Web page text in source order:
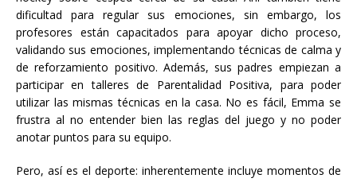
dificultad para regular sus emociones, sin embargo, los
profesores están capacitados para apoyar dicho proceso,
validando sus emociones, implementando técnicas de calma y
de reforzamiento positivo. Además, sus padres empiezan a
participar en talleres de Parentalidad Positiva, para poder
utilizar las mismas técnicas en la casa. No es fácil, Emma se
frustra al no entender bien las reglas del juego y no poder
anotar puntos para su equipo.
Pero, así es el deporte: inherentemente incluye momentos de